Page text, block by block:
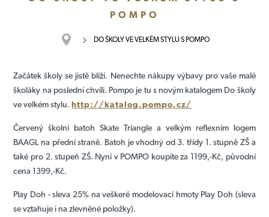
POMPO
DO ŠKOLY VE VELKÉM STYLU S POMPO
Začátek školy se jistě blíží. Nenechte nákupy výbavy pro vaše malé
školáky na poslední chvíli. Pompo je tu s novým katalogem Do školy
ve velkém stylu.http://katalog.pompo.cz/
Červený školní batoh Skate Triangle a velkým reflexním logem
BAAGL na přední straně. Batoh je vhodný od 3. třídy 1. stupně ZŠ a
také pro 2. stupeň ZŠ. Nyní v POMPO koupíte za 1199,-Kč, původní
cena 1399,-Kč.
Play Doh - sleva 25% na veškeré modelovací hmoty Play Doh (sleva
se vztahuje i na zlevněné položky).